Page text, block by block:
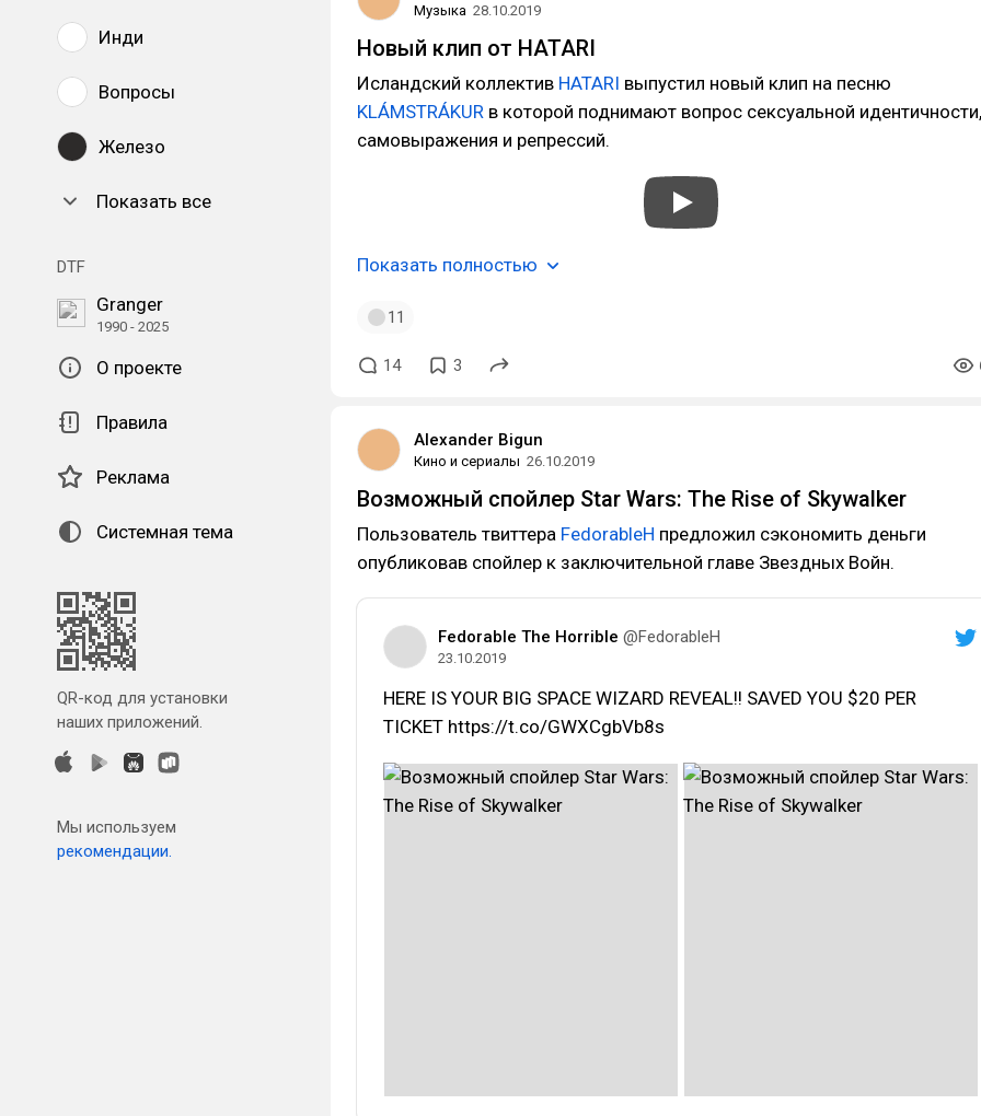
Инди
Вопросы
Железо
Показать все
DTF
Granger
1990 - 2025
О проекте
Правила
Реклама
Системная тема
QR-код для установки
наших приложений.
Мы используем
рекомендации.
Музыка 28.10.2019
Новый клип от HATARI
Исландский коллектив HATARI выпустил новый клип на песню
KLÁMSTRÁKUR в которой поднимают вопрос сексуальной идентичности,
самовыражения и репрессий.
Показать полностью
11
14 3
Alexander Bigun
Кино и сериалы 26.10.2019
Возможный спойлер Star Wars: The Rise of Skywalker
Пользователь твиттера FedorableH предложил сэкономить деньги
опубликовав спойлер к заключительной главе Звездных Войн.
Fedorable The Horrible @FedorableH
23.10.2019
HERE IS YOUR BIG SPACE WIZARD REVEAL!! SAVED YOU $20 PER
TICKET https://t.co/GWXCgbVb8s